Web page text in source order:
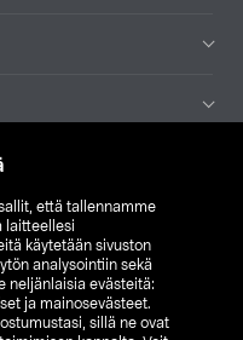
että tallennamme
laitteellesi
käytetään sivuston
analysointiin sekä
neljänlaisia evästeitä:
ja mainosevästeet.
sillä ne ovat
FI